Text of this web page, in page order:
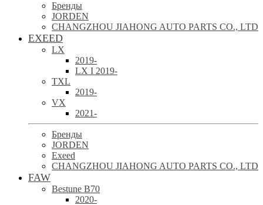
Бренды
JORDEN
CHANGZHOU JIAHONG AUTO PARTS CO., LTD
EXEED
LX
2019-
LX I 2019-
TXL
2019-
VX
2021-
Бренды
JORDEN
Exeed
CHANGZHOU JIAHONG AUTO PARTS CO., LTD
FAW
Bestune B70
2020-